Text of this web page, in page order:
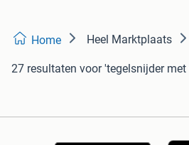
Home Heel Marktplaats
27 resultaten voor 'tegelsnijder met